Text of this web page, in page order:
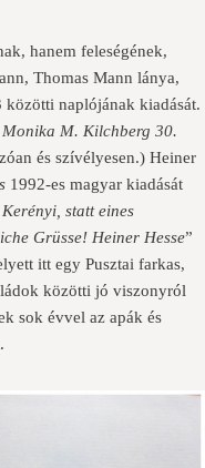
hanem feleségének,
Thomas Mann lánya,
közötti naplójának kiadását.
M. Kilchberg 30.
és szívélyesen.) Heiner
1992-es magyar kiadását
statt eines
Grüsse! Heiner Hesse”
itt egy Pusztai farkas,
közötti jó viszonyról
sok évvel az apák és